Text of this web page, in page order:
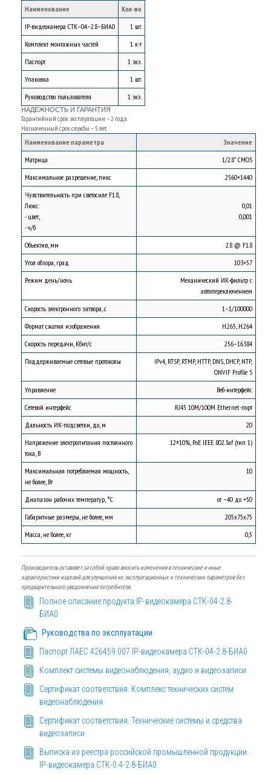
Наименование
Кол-во
IP-видеокамера СТК–04–2.8–БИА0
1 шт.
Комплект монтажных частей
1 к-т
Паспорт
1 экз.
Упаковка
1 шт.
Руководство пользователя
1 экз.
НАДЕЖНОСТЬ И ГАРАНТИЯ
Гарантийный срок эксплуатации – 2 года.
Назначенный срок службы – 5 лет.
Наименование параметра
Значение
Матрица
1/2.8" CMOS
Максимальное разрешение, пикс
2560×1440
Чувствительность при светосиле F1.8,
Люкс:
- цвет,
- ч/б
0,01
0,001
Объектив, мм
2.8 @ F1.8
Угол обзора, град
103×57
Режим день/ночь
Механический ИК-фильтр с
автопереключением
Скорость электронного затвора, с
1–1/100000
Формат сжатия изображения
Н.265, H.264
Скорость передачи, Kбит/с
256–16384
Поддерживаемые сетевые протоколы
IPv4, RTSP, RTMP, HTTP, DNS, DHCP, NTP,
ONVIF Profile S
Управление
Веб-интерфейс
Сетевой интерфейс
RJ45 10М/100М Ethernet-порт
Дальность ИК-подсветки, до, м
20
Напряжение электропитания постоянного
тока, В
12±10%, PoE IEEE 802.3af (тип 1)
Максимальная потребляемая мощность,
не более, Вт
10
Диапазон рабочих температур, °С
от –40 до +50
Габаритные размеры, не более, мм
205х75х75
Масса, не более, кг
0,5
Производитель оставляет за собой право вносить изменения в технические и иные
характеристики изделий для улучшения их эксплуатационных и технических параметров без
предварительного уведомления потребителя.
Полное описание продукта IP-видеокамера СТК-04-2.8-
БИА0
Руководства по эксплуатации
Паспорт ЛАЕС.426459.007 IP-видеокамера СТК-04-2.8-БИА0
Комплект системы видеонаблюдения, аудио и видеозаписи
Сертификат соответствия. Комплекс технических систем
видеонаблюдения
Сертификат соответствия. Технические системы и средства
видеозаписи
Выписка из реестра российской промышленной продукции.
IP-видеокамера СТК-0.4-2.8-БИА0